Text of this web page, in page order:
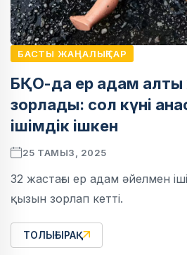
БАСТЫ ЖАҢАЛЫҚТАР
БҚО-да ер адам
зорлады: сол күні
ішімдік ішкен
25 ТАМЫЗ, 2025
32 жастағы ер адам әйелмен
қызын зорлап кетті.
ТОЛЫҒЫРАҚ